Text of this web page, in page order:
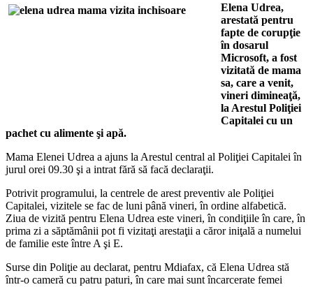
Elena Udrea,
arestată pentru
fapte de corupţie
în dosarul
Microsoft, a fost
vizitată de mama
sa, care a venit,
vineri dimineaţă,
la Arestul Poliţiei
Capitalei cu un
pachet cu alimente şi apă.
Mama Elenei Udrea a ajuns la Arestul central al Poliţiei Capitalei în
jurul orei 09.30 şi a intrat fără să facă declaraţii.
Potrivit programului, la centrele de arest preventiv ale Poliţiei
Capitalei, vizitele se fac de luni până vineri, în ordine alfabetică.
Ziua de vizită pentru Elena Udrea este vineri, în condiţiile în care, în
prima zi a săptămânii pot fi vizitaţi arestaţii a căror iniţală a numelui
de familie este între A şi E.
Surse din Poliţie au declarat, pentru Mdiafax, că Elena Udrea stă
într-o cameră cu patru paturi, în care mai sunt încarcerate femei